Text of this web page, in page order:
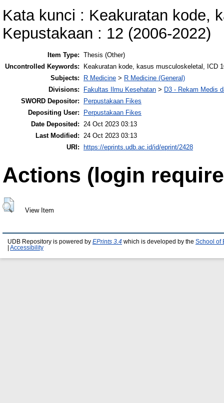
Kata kunci : Keakuratan kode,
Kepustakaan : 12 (2006-2022)
Item Type: Thesis (Other)
Uncontrolled Keywords:
Keakuratan kode, kasus musculoskeletal, ICD
Subjects:
R Medicine > R Medicine (General)
Divisions:
Fakultas Ilmu Kesehatan > D3 - Rekam Medis
SWORD Depositor:
Perpustakaan Fikes
Depositing User:
Perpustakaan Fikes
Date Deposited: 24 Oct 2023 03:13
Last Modified: 24 Oct 2023 03:13
URI:
https://eprints.udb.ac.id/id/eprint/2428
Actions (login
View Item
UDB Repository is powered by EPrints 3.4 which is developed by the School of
Accessibility